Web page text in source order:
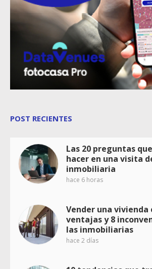
POST RECIENTES
Las 20 preguntas
hacer en una visita
inmobiliaria
hace 6 horas
Vender una vivienda
ventajas y 8
las inmobiliarias
hace 2 días